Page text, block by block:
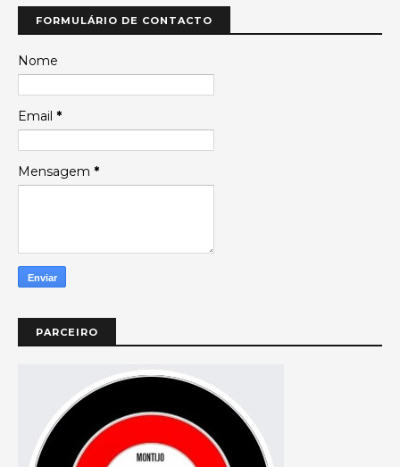
FORMULÁRIO DE CONTACTO
Nome
Email *
Mensagem *
PARCEIRO